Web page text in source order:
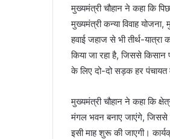
मुख्यमंत्री चौहान ने कहा कि
मुख्यमंत्री कन्या विवाह
हवाई जहाज से भी तीर्थ-
किया जा रहा है, जिससे
के लिए दो-दो सड़क हर
मुख्यमंत्री चौहान ने कहा कि
मंगल भवन बनाए जाएंगे, जिससे
इसी माह शुरू की जाएगी।